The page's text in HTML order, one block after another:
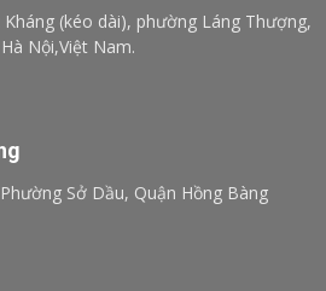
Kháng (kéo dài), phường Láng Thượng,
Nội,Việt Nam.
Sở Dầu, Quận Hồng Bàng